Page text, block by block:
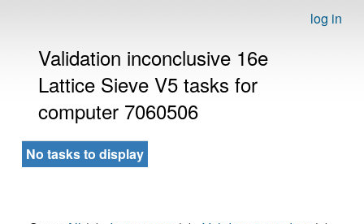
log in
Validation inconclusive 16e
Lattice Sieve V5 tasks for
computer 7060506
No tasks to display